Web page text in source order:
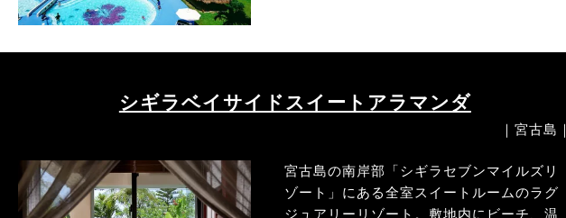
シギラベイサイドスイートアラマンダ
｜宮古島｜
宮古島の南岸部「シギラセブンマイルズリ
ゾート」にある全室スイートルームのラグ
ジュアリーリゾート。敷地内にビーチ、温